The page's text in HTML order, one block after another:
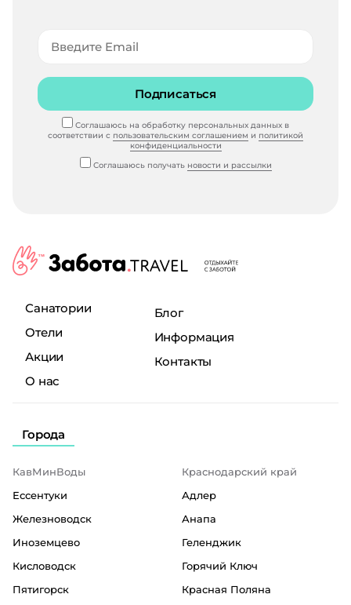
Подписаться
Соглашаюсь на обработку персональных данных в
соответствии с пользовательским соглашением и политикой
конфиденциальности
Соглашаюсь получать новости и рассылки
Санатории
Отели
Акции
О нас
Блог
Информация
Контакты
Города
КавМинВоды
Ессентуки
Железноводск
Иноземцево
Кисловодск
Пятигорск
Краснодарский край
Адлер
Анапа
Геленджик
Горячий Ключ
Красная Поляна